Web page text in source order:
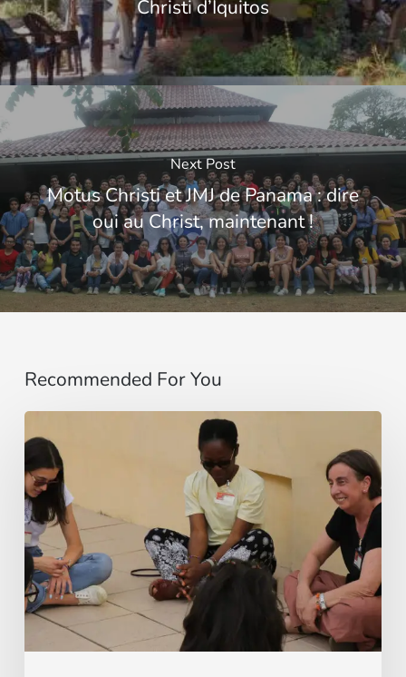
Christi d’Iquitos
Next Post
Motus Christi et JMJ de Panama : dire
oui au Christ, maintenant !
Recommended For You
di
te”
–
Motus
Christi
Italia